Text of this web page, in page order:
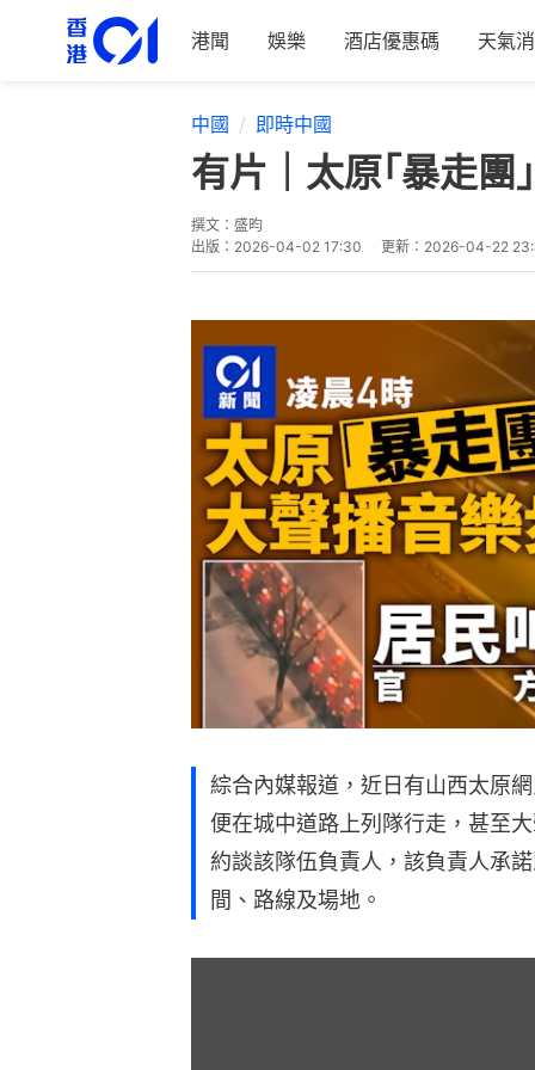
港聞 娛樂 酒店優惠碼 天氣
中國 即時中國
有片｜太原｢暴走
撰文： 盛昀
出版： 2026-04-02 17:30 更新： 2026-04-22
綜合內媒報道，近日有山西太原
便在城中道路上列隊行走，甚至
約談該隊伍負責人，該負責人承
間、路線及場地。